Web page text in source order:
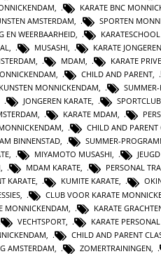
KARATE BNC
AMSTERDAM
SPORTEN
EN WEERBAARHEID
MUSASHI KARATE JONGEREN
MDAM KARATE
CHILD AND PARENT
MONNICKENDAM, SUMMER-
JONGEREN KARATE,
, KARATE MDAM,
, CHILD AND PARENT
BINNENSTAD, SUMMER-
, MIYAMOTO MUSASHI,
, MDAM KARATE, PERSONAL
KARATE, KUMITE KARATE,
CLUB VOOR KARATE
MONNICKENDAM
KARATE
VECHTSPORT KARATE
CHILD AND PARENT
AMSTERDAM
ZOMERTRAININGEN